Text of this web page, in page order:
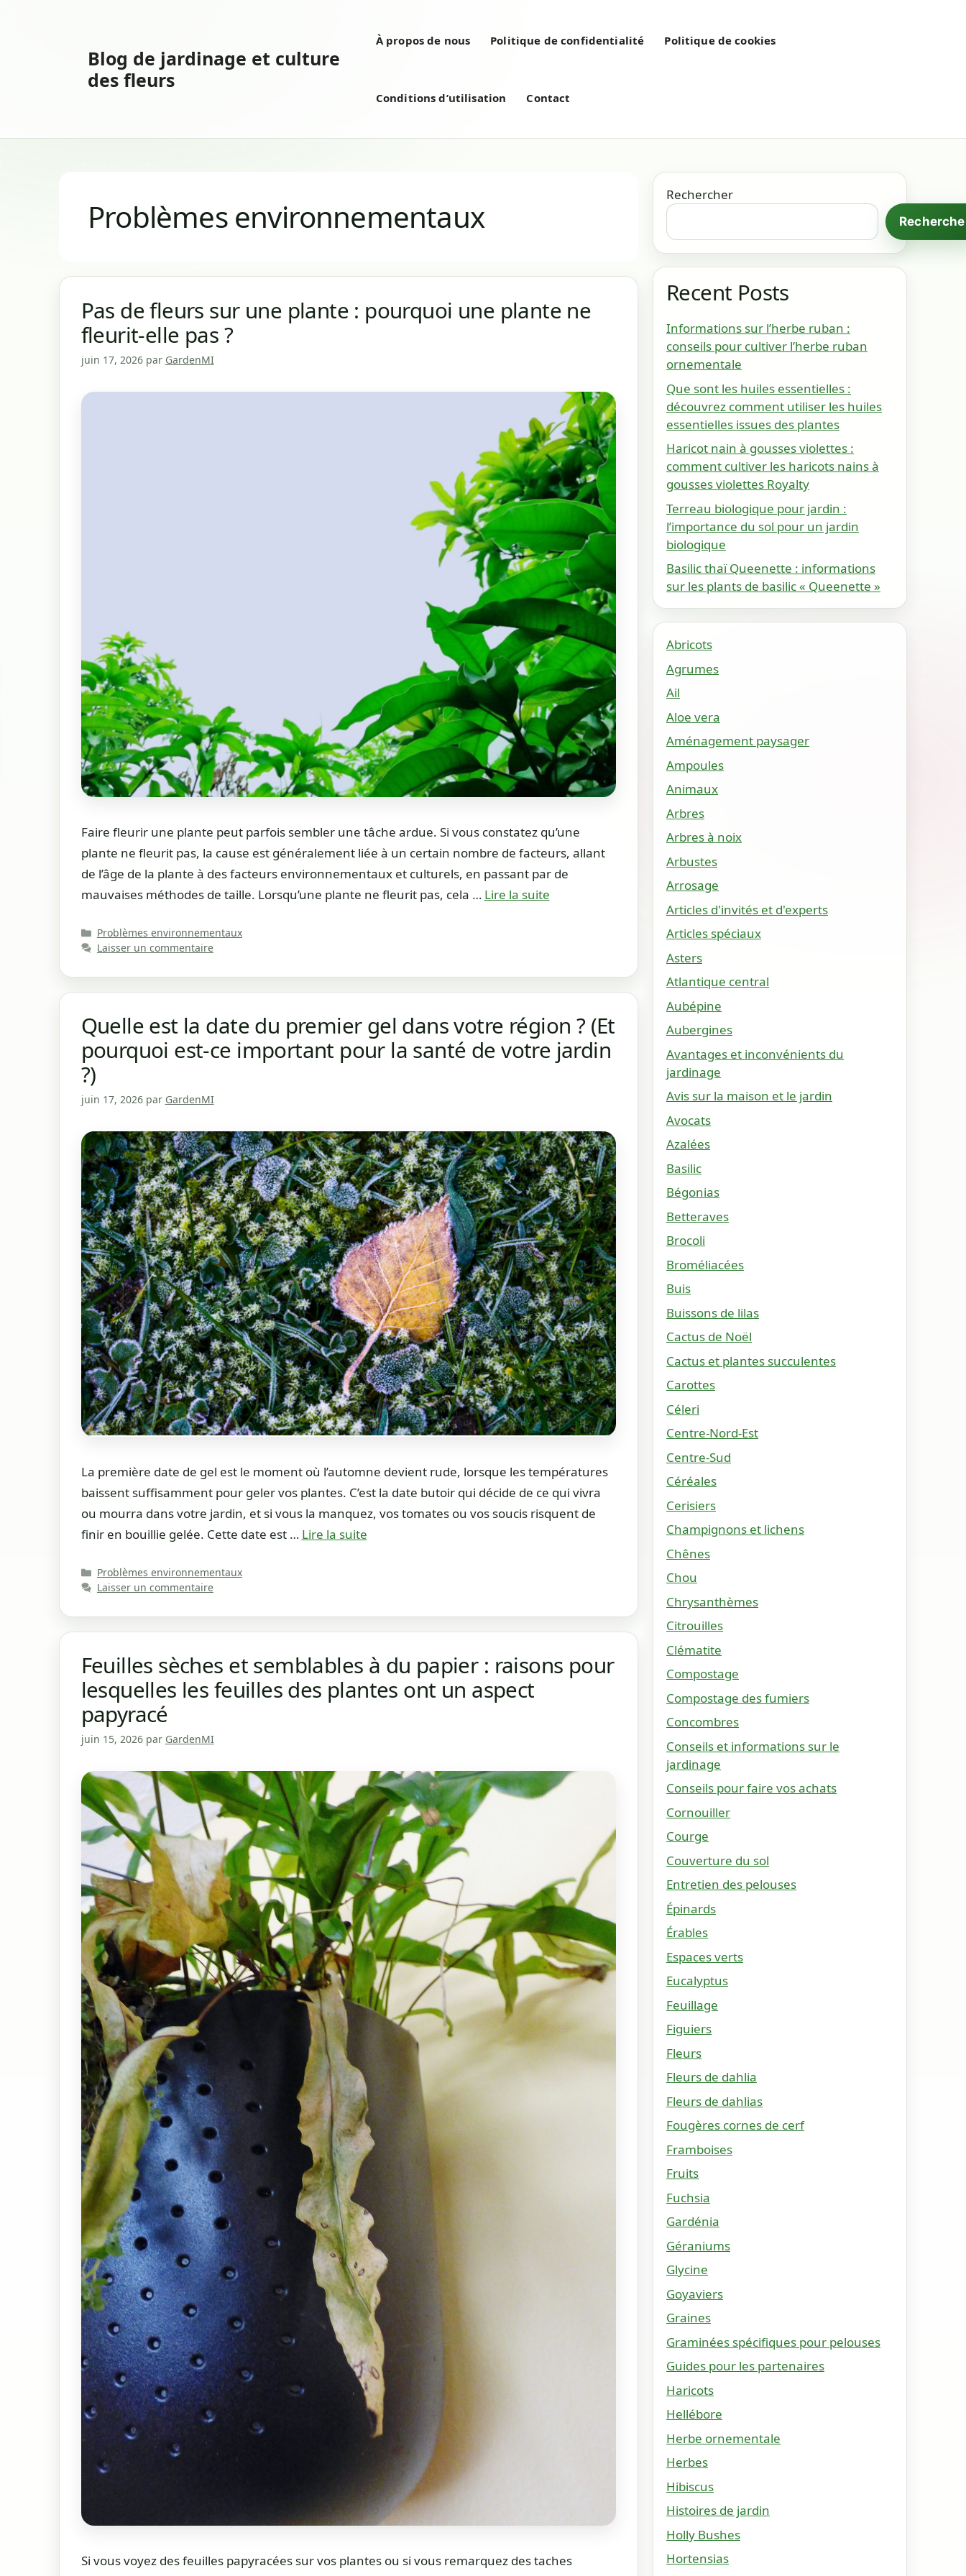
Blog de jardinage et culture
des fleurs
À propos de nous Politique de confidentialité Politique de cookies
Conditions d’utilisation Contact
Problèmes environnementaux
Pas de fleurs sur une plante : pourquoi une plante ne
fleurit-elle pas ?
juin 17, 2026 par GardenMI
Faire fleurir une plante peut parfois sembler une tâche ardue. Si vous constatez qu’une
plante ne fleurit pas, la cause est généralement liée à un certain nombre de facteurs, allant
de l’âge de la plante à des facteurs environnementaux et culturels, en passant par de
mauvaises méthodes de taille. Lorsqu’une plante ne fleurit pas, cela … Lire la suite
Catégories
Problèmes environnementaux
Laisser un commentaire
Quelle est la date du premier gel dans votre région ? (Et
pourquoi est-ce important pour la santé de votre jardin
?)
juin 17, 2026 par GardenMI
La première date de gel est le moment où l’automne devient rude, lorsque les températures
baissent suffisamment pour geler vos plantes. C’est la date butoir qui décide de ce qui vivra
ou mourra dans votre jardin, et si vous la manquez, vos tomates ou vos soucis risquent de
finir en bouillie gelée. Cette date est … Lire la suite
Catégories
Problèmes environnementaux
Laisser un commentaire
Feuilles sèches et semblables à du papier : raisons pour
lesquelles les feuilles des plantes ont un aspect
papyracé
juin 15, 2026 par GardenMI
Si vous voyez des feuilles papyracées sur vos plantes ou si vous remarquez des taches
Rechercher
Recent Posts
Informations sur l’herbe ruban :
conseils pour cultiver l’herbe ruban
ornementale
Que sont les huiles essentielles :
découvrez comment utiliser les huiles
essentielles issues des plantes
Haricot nain à gousses violettes :
comment cultiver les haricots nains à
gousses violettes Royalty
Terreau biologique pour jardin :
l’importance du sol pour un jardin
biologique
Basilic thaï Queenette : informations
sur les plants de basilic « Queenette »
Abricots
Agrumes
Ail
Aloe vera
Aménagement paysager
Ampoules
Animaux
Arbres
Arbres à noix
Arbustes
Arrosage
Articles d'invités et d'experts
Articles spéciaux
Asters
Atlantique central
Aubépine
Aubergines
Avantages et inconvénients du
jardinage
Avis sur la maison et le jardin
Avocats
Azalées
Basilic
Bégonias
Betteraves
Brocoli
Broméliacées
Buis
Buissons de lilas
Cactus de Noël
Cactus et plantes succulentes
Carottes
Céleri
Centre-Nord-Est
Centre-Sud
Céréales
Cerisiers
Champignons et lichens
Chênes
Chou
Chrysanthèmes
Citrouilles
Clématite
Compostage
Compostage des fumiers
Concombres
Conseils et informations sur le
jardinage
Conseils pour faire vos achats
Cornouiller
Courge
Couverture du sol
Entretien des pelouses
Épinards
Érables
Espaces verts
Eucalyptus
Feuillage
Figuiers
Fleurs
Fleurs de dahlia
Fleurs de dahlias
Fougères cornes de cerf
Framboises
Fruits
Fuchsia
Gardénia
Géraniums
Glycine
Goyaviers
Graines
Graminées spécifiques pour pelouses
Guides pour les partenaires
Haricots
Hellébore
Herbe ornementale
Herbes
Hibiscus
Histoires de jardin
Holly Bushes
Hortensias